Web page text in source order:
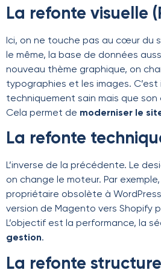
La refonte visuelle
Ici, on ne touche pas au cœur du
le même, la base de données
nouveau thème graphique, on
typographies et les images.
techniquement sain mais que son
Cela permet de moderniser le
La refonte
L’inverse de la précédente. Le
on change le moteur. Par exemple,
propriétaire obsolète à
version de Magento vers Shopify
L’objectif est la performance, la
gestion.
La refonte